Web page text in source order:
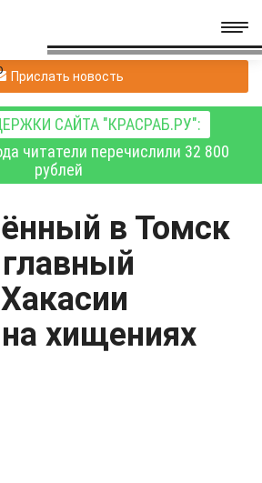
Прислать новость
САЙТА "КРАСРАБ.РУ":
читатели перечислили 32 800
рублей
в Томск
хищениях